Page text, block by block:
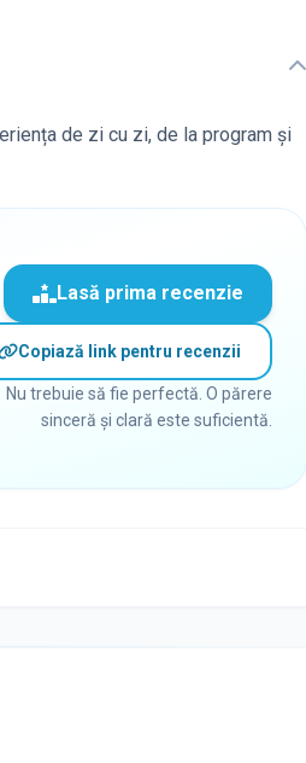
de zi cu zi, de la program și
Lasă prima recenzie
Copiază link pentru recenzii
Nu trebuie să fie perfectă. O părere
sinceră și clară este suficientă.